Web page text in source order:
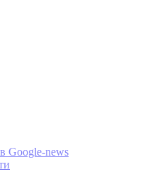
Google-news